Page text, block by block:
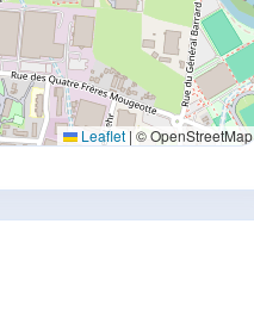
Leaflet | © OpenStreetMap